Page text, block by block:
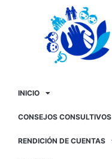
INICIO
CONSEJOS CONSULTIVOS
RENDICIÓN DE CUENTAS